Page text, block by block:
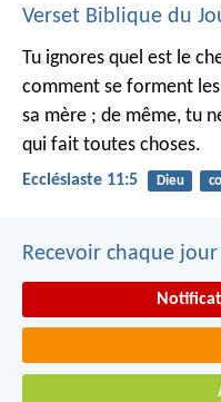
Verset Biblique du
Tu ignores quel est le
comment se forment les
sa mère ; de même, tu
qui fait toutes choses.
Ecclésiaste 11:5 Dieu
Recevoir chaque